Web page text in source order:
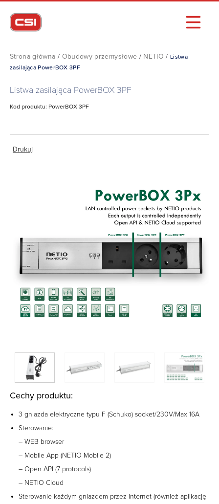
Strona główna / Obudowy przemysłowe / NETIO /Listwa
zasilająca PowerBOX 3PF
Listwa zasilająca PowerBOX 3PF
Kod produktu: PowerBOX 3PF
Drukuj
Cechy produktu:
3 gniazda elektryczne typu F (Schuko) socket/230V/Max 16A
Sterowanie:
– WEB browser
– Mobile App (NETIO Mobile 2)
– Open API (7 protocols)
– NETIO Cloud
Sterowanie każdym gniazdem przez internet (również aplikację